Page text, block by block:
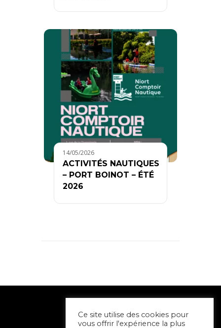
14/05/2026
ACTIVITÉS NAUTIQUES
– PORT BOINOT – ÉTÉ
2026
Ce site utilise des cookies pour
vous offrir l'expérience la plus